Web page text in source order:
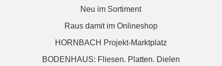
Neu im Sortiment
Raus damit im Onlineshop
HORNBACH Projekt-Marktplatz
BODENHAUS: Fliesen. Platten. Dielen